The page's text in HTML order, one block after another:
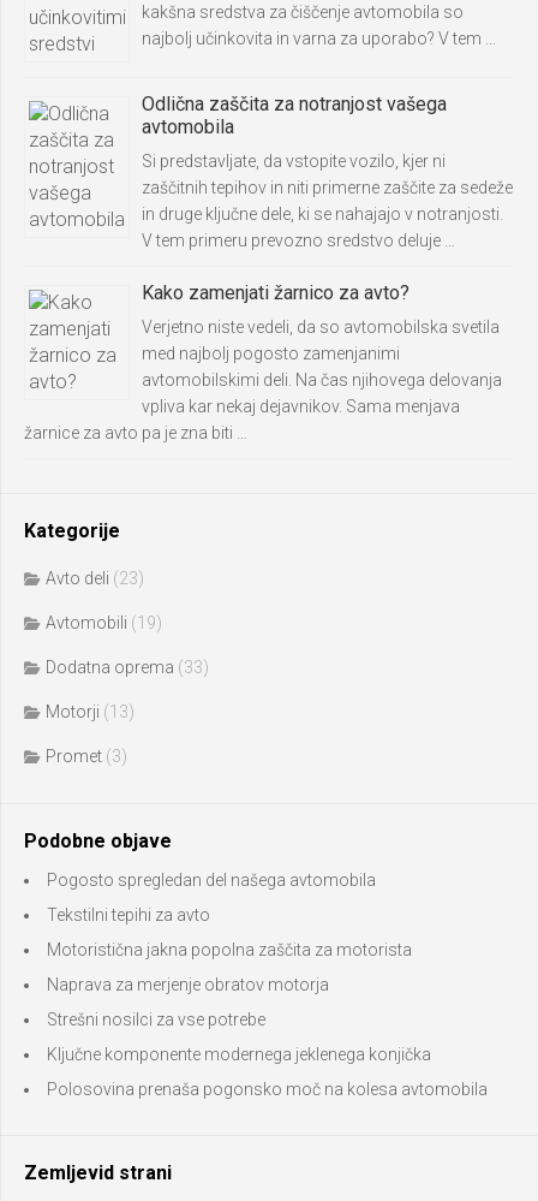
kakšna sredstva za čiščenje avtomobila so
najbolj učinkovita in varna za uporabo? V tem …
Odlična zaščita za notranjost vašega
avtomobila
Si predstavljate, da vstopite vozilo, kjer ni
zaščitnih tepihov in niti primerne zaščite za sedeže
in druge ključne dele, ki se nahajajo v notranjosti.
V tem primeru prevozno sredstvo deluje …
Kako zamenjati žarnico za avto?
Verjetno niste vedeli, da so avtomobilska svetila
med najbolj pogosto zamenjanimi
avtomobilskimi deli. Na čas njihovega delovanja
vpliva kar nekaj dejavnikov. Sama menjava
žarnice za avto pa je zna biti …
Kategorije
Avto deli (23)
Avtomobili (19)
Dodatna oprema (33)
Motorji (13)
Promet (3)
Podobne objave
Pogosto spregledan del našega avtomobila
Tekstilni tepihi za avto
Motoristična jakna popolna zaščita za motorista
Naprava za merjenje obratov motorja
Strešni nosilci za vse potrebe
Ključne komponente modernega jeklenega konjička
Polosovina prenaša pogonsko moč na kolesa avtomobila
Zemljevid strani